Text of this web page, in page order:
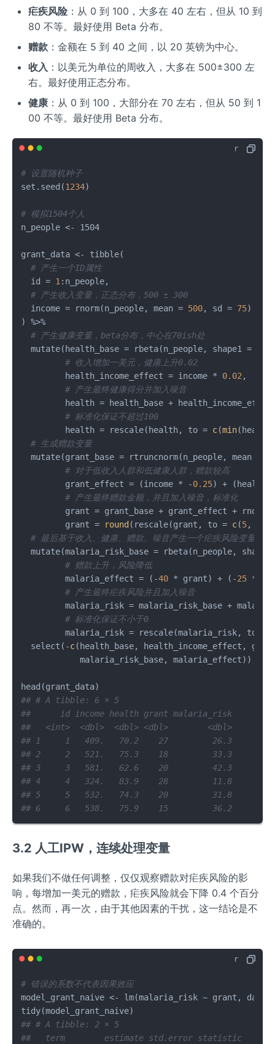
疟疾风险：从 0 到 100，大多在 40 左右，但从 10 到
80 不等。最好使用 Beta 分布。
赠款：金额在 5 到 40 之间，以 20 英镑为中心。
收入 ：以美元为单位的周收入，大多在 500±300 左
右。最好使用正态分布。
健康：从 0 到 100，大部分在 70 左右，但从 50 到 1
00 不等。最好使用 Beta 分布。
# 设置随机种子
set.seed (1234)
# 模拟1504个人
n_people <- 1504
grant_data <- tibble(
# 产生一个ID属性
  id
= 1 : n_people,
# 产生收入变量，正态分布，500 ± 300
  income
= rnorm(n_people, mean = 500, sd = 75)
)
%>%
# 产生健康变量，beta分布，中心在70ish处
  mutate
( health_base = rbeta(n_people, shape1 =
# 收入增加一美元，健康上升0.02
         health_income_effect
= income * 0.02 ,
# 产生最终健康得分并加入噪音
         health
= health_base +
# 标准化保证不超过100
         health
= rescale( health, to = c(min( health
# 生成赠款变量
  mutate
(grant_base = rtruncnorm(n_people, mean
# 对于低收入人群和低健康人群，赠款较高
         grant_effect
= (income * -0.25) + ( health
# 产生最终赠款金额，并且加入噪音，标准化
         grant
= grant_base + grant_effect + rnorm
         grant
= round ( rescale(grant , to = c(5,
# 最后基于收入、健康、赠款、噪音产生一个疟疾风险变量
  mutate
(malaria_risk_base = rbeta(n_people,
# 赠款上升，风险降低
         malaria_effect
= ( -40 * grant) + ( -25 *
# 产生最终疟疾风险并且加入噪音
         malaria_risk
= malaria_risk_base +
# 标准化保证不小于0
         malaria_risk
= rescale(malaria_risk, to
  select
( -c( health_base, health_income_effect ,
            malaria_risk_base
, malaria_effect) )
head (grant_data)
## # A tibble: 6 × 5
##      id income health grant malaria_risk
##   <int>  <dbl>  <dbl> <dbl>        <dbl>
## 1     1   409.   70.2    27         26.3
## 2     2   521.   75.3    18         33.3
## 3     3   581.   62.6    20         42.3
## 4     4   324.   83.9    28         11.8
## 5     5   532.   74.3    20         31.8
## 6     6   538.   75.9    15         36.2
3.2 人工IPW，连续处理变量
如果我们不做任何调整，仅仅观察赠款对疟疾风险的影
响，每增加一美元的赠款，疟疾风险就会下降 0.4 个百分
点。然而，再一次，由于其他因素的干扰，这一结论是不
准确的。
# 错误的系数不代表因果效应
model_grant_naive <- lm(malaria_risk ~ grant , data
tidy(model_grant_naive)
## # A tibble: 2 × 5
##   term        estimate std.error statistic